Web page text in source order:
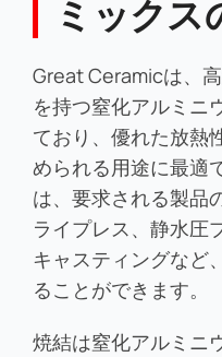
ミックス
Great Ceramicは、
を持つ窒化アルミニ
ており、優れた放熱
められる用途に最適
は、要求される製品
ライプレス、静水圧
キャスティングなど
ることができます。
焼結は窒化アルミニ